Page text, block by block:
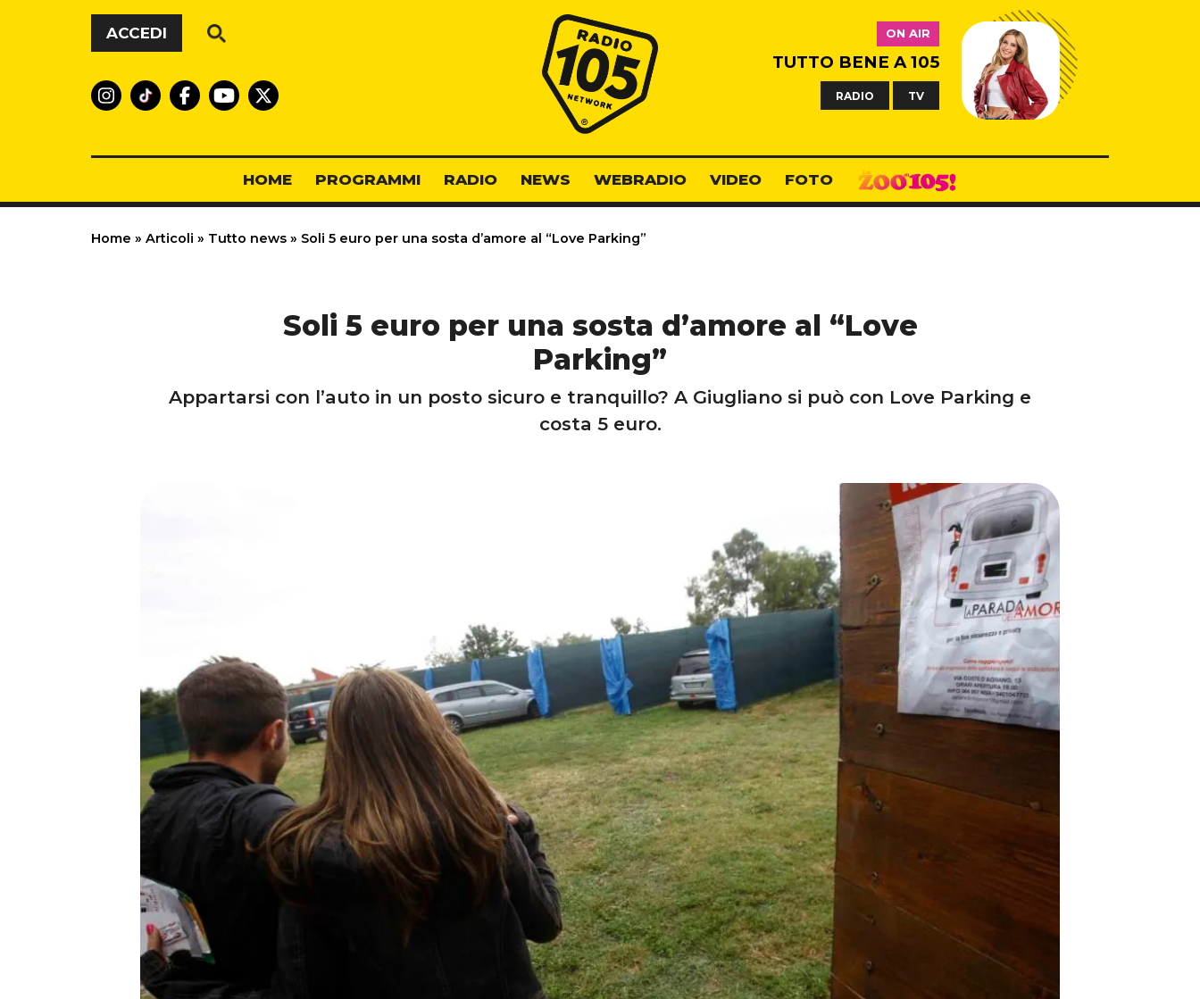
Vai al contenuto
ACCEDI
Radio 105
ON AIR
TUTTO BENE A 105
RADIO TV
HOME PROGRAMMI RADIO NEWS WEBRADIO VIDEO FOTO
Home » Articoli » Tutto news » Soli 5 euro per una sosta d’amore al “Love Parking”
Soli 5 euro per una sosta d’amore al “Love
Parking”
Appartarsi con l’auto in un posto sicuro e tranquillo? A Giugliano si può con Love Parking e
costa 5 euro.